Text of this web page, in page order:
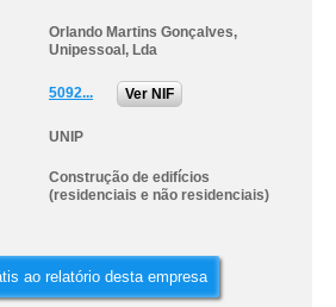
Orlando Martins Gonçalves,
Unipessoal, Lda
5092... Ver NIF
UNIP
Construção de edifícios
(residenciais e não residenciais)
ao relatório desta empresa